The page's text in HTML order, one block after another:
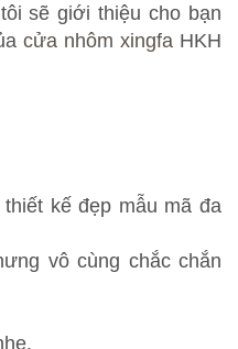
sẽ giới thiệu cho bạn
cửa nhôm xingfa HKH
kế đẹp mẫu mã đa
vô cùng chắc chắn